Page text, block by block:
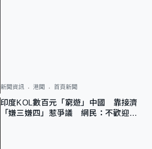
新聞資訊 港聞 首頁新聞
印度KOL數百元「窮遊」中國 靠接濟
「嫌三嫌四」惹爭議 網民：不歡迎劣